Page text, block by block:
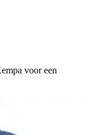
voor een